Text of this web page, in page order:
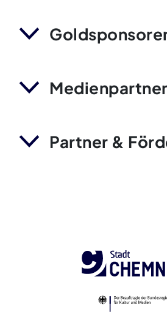
Medienpartner
Partner &